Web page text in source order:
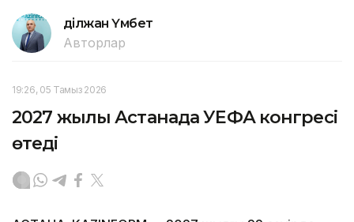
Әділжан Үмбет
Авторлар
19:26, 05 Тамыз 2026
2027 жылы Астанада УЕФА конгресі
өтеді